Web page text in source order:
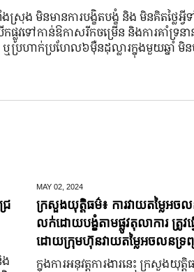
ស្រុង មិនមានការ​បង្ខិត​បង្ខំ និង មិនគិតថ្លៃអ្វី
លូវទៅកាន់ឱកាសរីកចម្រើន និងការគាំទ្រនា
ប្រហាក់ប្រហែល៦ម៉ឺនដុល្លារក្នុងមួយឆ្នាំ មិន
រ
ង​
MAY 02, 2024
ក្រសួងយុត្តិធម៌៖ ការវាយតម្លៃអចល
លក់ដោយបង្ខំតាមផ្លូវតុលាការ ត្រូវធ្
ដោយក្រុមហ៊ុនវាយតម្លៃអចលនទ្រព្
ក្នុងការអនុវត្តការងារនេះ ក្រសួងយុត្